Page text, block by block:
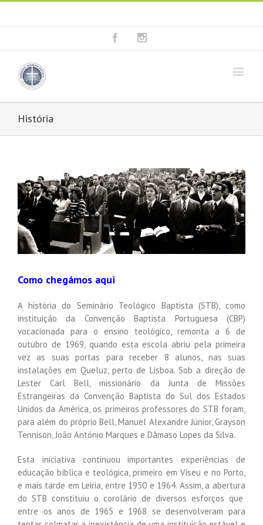
Facebook
História
Como chegámos aqui
A história do Seminário Teológico Baptista (STB), como
instituição da Convenção Baptista Portuguesa (CBP)
vocacionada para o ensino teológico, remonta a 6 de
outubro de 1969, quando esta escola abriu pela primeira
vez as suas portas para receber 8 alunos, nas suas
instalações em Queluz, perto de Lisboa. Sob a direção de
Lester Carl Bell, missionário da Junta de Missões
Estrangeiras da Convenção Baptista do Sul dos Estados
Unidos da América, os primeiros professores do STB foram,
para além do próprio Bell, Manuel Alexandre Júnior, Grayson
Tennison, João António Marques e Dâmaso Lopes da Silva.
Esta iniciativa continuou importantes experiências de
educação bíblica e teológica, primeiro em Viseu e no Porto,
e mais tarde em Leiria, entre 1950 e 1964. Assim, a abertura
do STB constituiu o corolário de diversos esforços que
entre os anos de 1965 e 1968 se desenvolveram para